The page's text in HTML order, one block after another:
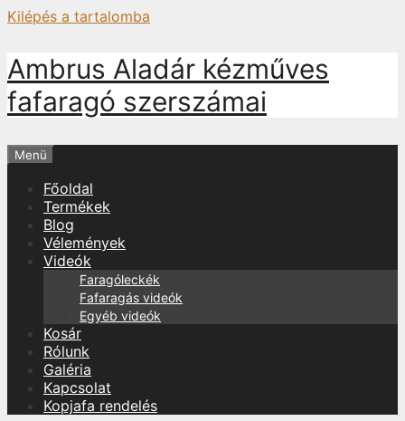
Kilépés a tartalomba
Ambrus Aladár kézműves
fafaragó szerszámai
Menü
Főoldal
Termékek
Blog
Vélemények
Videók
Faragóleckék
Fafaragás videók
Egyéb videók
Kosár
Rólunk
Galéria
Kapcsolat
Kopjafa rendelés